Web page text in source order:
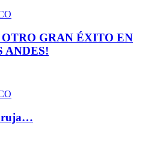
GRAN ÉXITO EN
ANDES!